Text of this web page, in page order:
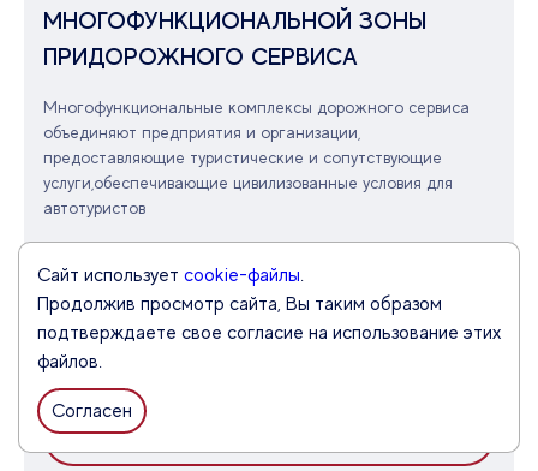
МНОГОФУНКЦИОНАЛЬНОЙ ЗОНЫ
ПРИДОРОЖНОГО СЕРВИСА
Многофункциональные комплексы дорожного сервиса
объединяют предприятия и организации,
предоставляющие туристические и сопутствующие
услуги,обеспечивающие цивилизованные условия для
автотуристов
Расположение
Брюховецкий район
Общий объем инвестиций
3,1 млрд рублей
Срок окупаемости
3 года
Сайт использует cookie-файлы.
Продолжив просмотр сайта, Вы таким образом
подтверждаете свое согласие на использование этих
файлов.
Согласен